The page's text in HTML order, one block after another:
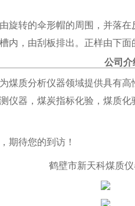
旋转的伞形帽的周围，并落
内，由刮板排出。正样由下
公司介
煤质分析仪器领域提供具有
仪器，煤炭指标化验，煤质
期待您的到访！
鹤壁市新天科煤质